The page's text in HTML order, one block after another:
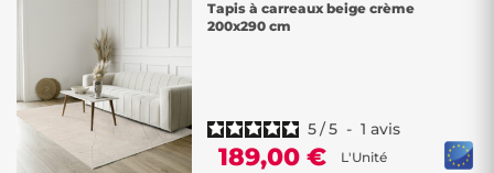
Tapis à carreaux beige crème
200x290 cm
5/5 - 1 avis
189,00 € L'Unité